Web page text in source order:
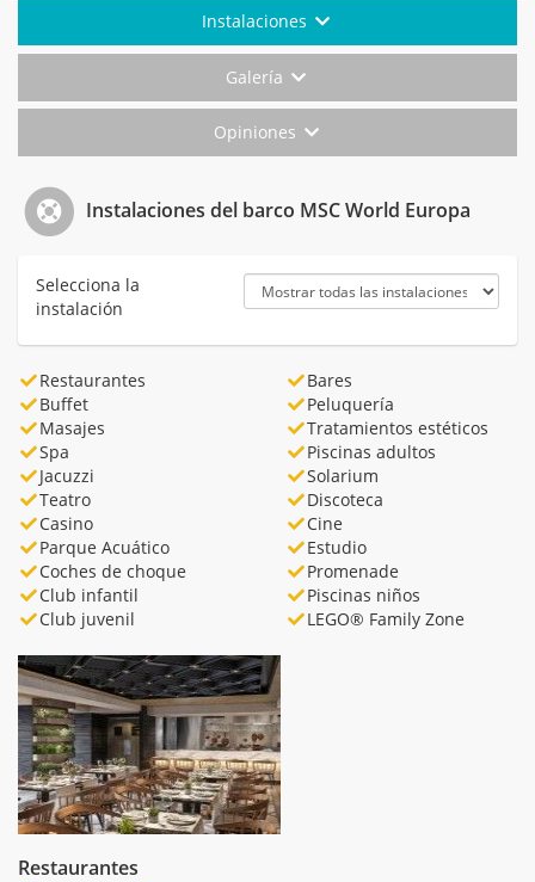
Instalaciones
Galería
Opiniones
Instalaciones del barco MSC World Europa
Selecciona la
instalación
Restaurantes
Bares
Buffet
Peluquería
Masajes
Tratamientos estéticos
Spa
Piscinas adultos
Jacuzzi
Solarium
Teatro
Discoteca
Casino
Cine
Parque Acuático
Estudio
Coches de choque
Promenade
Club infantil
Piscinas niños
Club juvenil
LEGO® Family Zone
Restaurantes